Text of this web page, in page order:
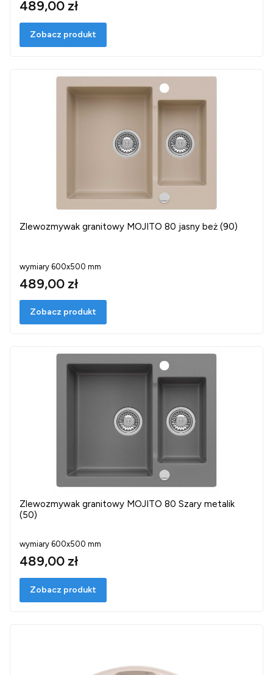
489,00 zł
Zobacz produkt
Zlewozmywak granitowy MOJITO 80 jasny beż (90)
wymiary 600x500 mm
489,00 zł
Zobacz produkt
Zlewozmywak granitowy MOJITO 80 Szary metalik
(50)
wymiary 600x500 mm
489,00 zł
Zobacz produkt